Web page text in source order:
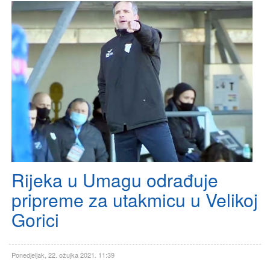
Rijeka u Umagu odrađuje
pripreme za utakmicu u Velikoj
Gorici
Ponedjeljak, 22. ožujka 2021. 11:39